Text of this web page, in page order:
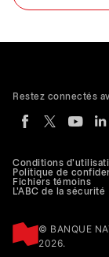
Conditions
Politique de
Fichiers témoins
L'ABC de la sécurité
© BANQUE
2026.
Restez connectés